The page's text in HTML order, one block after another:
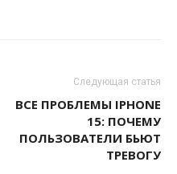
Следующая статья
ВСЕ ПРОБЛЕМЫ IPHONE
15: ПОЧЕМУ
ПОЛЬЗОВАТЕЛИ БЬЮТ
ТРЕВОГУ